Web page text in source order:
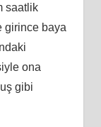
saatlik
girince baya
ona
gibi